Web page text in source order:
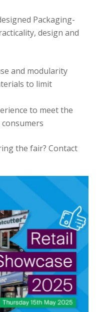
Packaging-
design and
and modularity
to limit
to meet the
the fair? Contact